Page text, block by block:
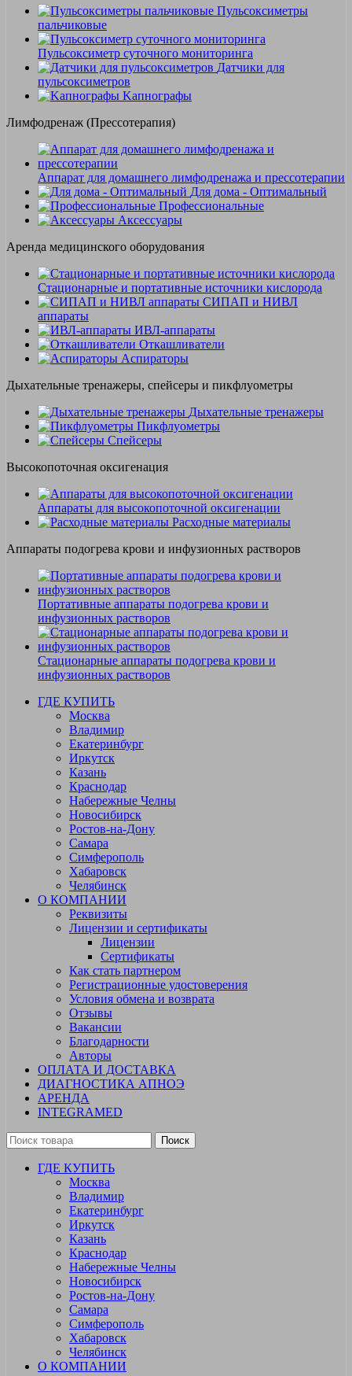
Пульсоксиметры
пальчиковые
Пульсоксиметр суточного мониторинга
Датчики для
пульсоксиметров
Kапнографы
Лимфодренаж (Прессотерапия)
Аппарат для домашнего лимфодренажа и прессотерапии
Для дома - Оптимальный
Профессиональные
Аксессуары
Аренда медицинского оборудования
Стационарные и портативные источники кислорода
СИПАП и НИВЛ
аппараты
ИВЛ-аппараты
Откашливатели
Аспираторы
Дыхательные тренажеры, спейсеры и пикфлуометры
Дыхательные тренажеры
Пикфлуометры
Спейсеры
Высокопоточная оксигенация
Аппараты для высокопоточной оксигенации
Расходные материалы
Аппараты подогрева крови и инфузионных растворов
Портативные аппараты подогрева крови и
инфузионных растворов
Стационарные аппараты подогрева крови и
инфузионных растворов
ГДЕ КУПИТЬ
Москва
Владимир
Екатеринбург
Иркутск
Казань
Краснодар
Набережные Челны
Новосибирск
Ростов-на-Дону
Самара
Симферополь
Хабаровск
Челябинск
О КОМПАНИИ
Реквизиты
Лицензии и сертификаты
Лицензии
Сертификаты
Как стать партнером
Регистрационные удостоверения
Условия обмена и возврата
Отзывы
Вакансии
Благодарности
Авторы
ОПЛАТА И ДОСТАВКА
ДИАГНОСТИКА АПНОЭ
АРЕНДА
INTEGRAMED
Поиск
ГДЕ КУПИТЬ
Москва
Владимир
Екатеринбург
Иркутск
Казань
Краснодар
Набережные Челны
Новосибирск
Ростов-на-Дону
Самара
Симферополь
Хабаровск
Челябинск
О КОМПАНИИ